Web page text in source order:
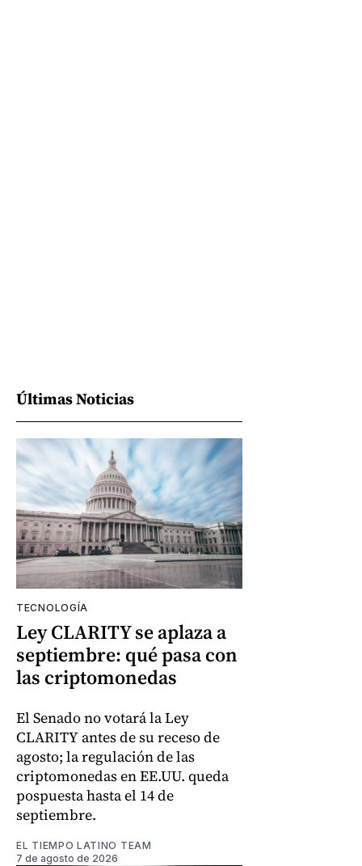
Últimas Noticias
TECNOLOGÍA
Ley CLARITY se aplaza a
septiembre: qué pasa con
las criptomonedas
El Senado no votará la Ley
CLARITY antes de su receso de
agosto; la regulación de las
criptomonedas en EE.UU. queda
pospuesta hasta el 14 de
septiembre.
EL TIEMPO LATINO TEAM
7 de agosto de 2026